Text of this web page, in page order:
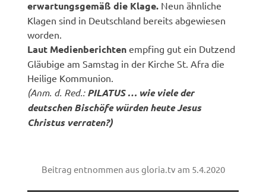
erwartungsgemäß die Klage. Neun ähnliche
Klagen sind in Deutschland bereits abgewiesen
worden.
Laut Medienberichtenempfing gut ein Dutzend
Gläubige am Samstag in der Kirche St. Afra die
Heilige Kommunion.
(Anm. d. Red.:PILATUS … wie viele der
deutschen Bischöfe würden heute Jesus
Christus verraten?)
Beitrag entnommen aus gloria.tv am 5.4.2020